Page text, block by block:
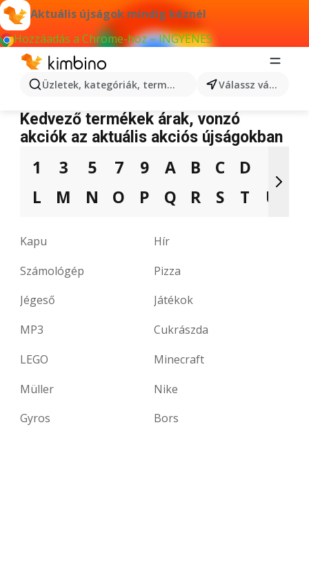
Aktuális újságok mindig kéznél
Hozzáadás a Chrome-hoz – INGYENES
Üzletek, kategóriák, termékek keresése... Válassz várost
Termékek az újságokból
Kedvező termékek árak, vonzó
akciók az aktuális akciós újságokban
1 3 5 7 9 A B C D
L
M N O P Q R S T U
Kapu
Hír
Számológép
Pizza
Jégeső
Játékok
MP3
Cukrászda
LEGO
Minecraft
Müller
Nike
Gyros
Bors